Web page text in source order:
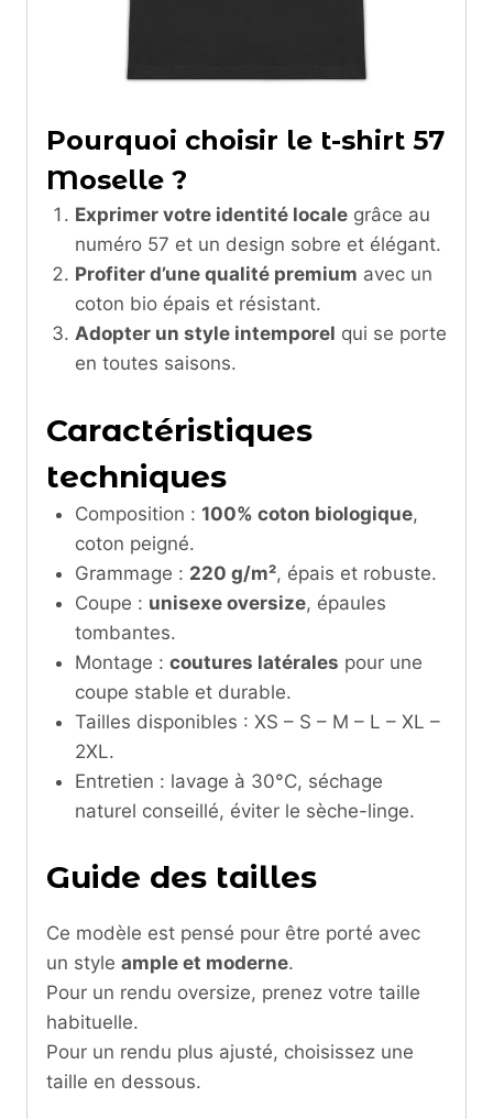
Pourquoi choisir le t-shirt 57
Moselle ?
Exprimer votre identité localegrâce au
numéro 57 et un design sobre et élégant.
Profiter d’une qualité premium avec un
coton bio épais et résistant.
Adopter un style intemporel qui se porte
en toutes saisons.
Caractéristiques
techniques
Composition : 100% coton biologique,
coton peigné.
Grammage : 220 g/m², épais et robuste.
Coupe : unisexe oversize, épaules
tombantes.
Montage : coutures latérales pour une
coupe stable et durable.
Tailles disponibles : XS – S – M – L – XL –
2XL.
Entretien : lavage à 30°C, séchage
naturel conseillé, éviter le sèche-linge.
Guide des tailles
Ce modèle est pensé pour être porté avec
un style ample et moderne.
Pour un rendu oversize, prenez votre taille
habituelle.
Pour un rendu plus ajusté, choisissez une
taille en dessous.